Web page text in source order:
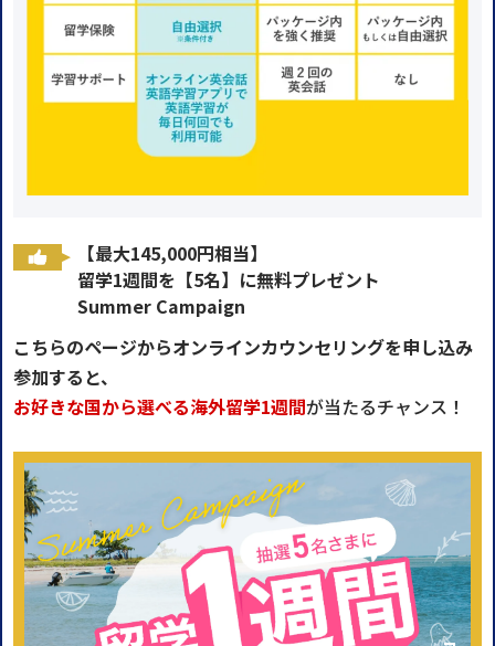
【最大145,000円相当】
留学1週間を【5名】に無料プレゼント
Summer Campaign
こちらのページからオンラインカウンセリングを申し込み
参加すると、
お好きな国から選べる海外留学1週間が当たるチャンス！